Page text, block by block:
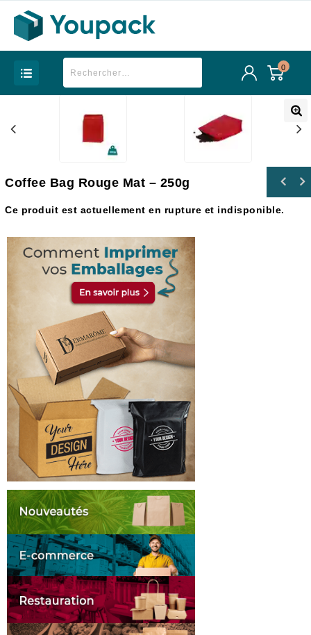
0
Coffee Bag Rouge Mat – 250g
Ce produit est actuellement en rupture et indisponible.